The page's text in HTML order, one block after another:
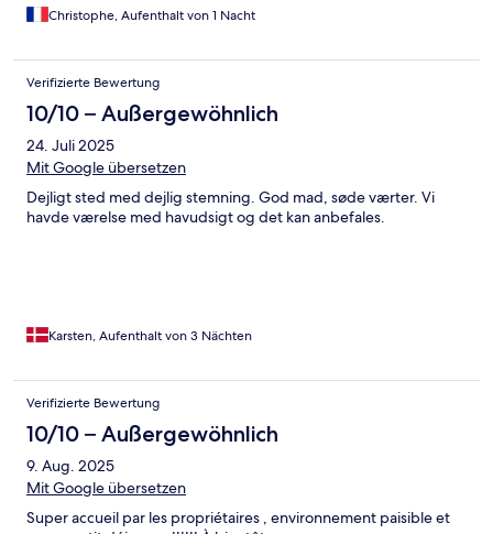
Christophe, Aufenthalt von 1 Nacht
Verifizierte Bewertung
10/10 – Außergewöhnlich
24. Juli 2025
Mit Google übersetzen
Dejligt sted med dejlig stemning. God mad, søde værter. Vi
havde værelse med havudsigt og det kan anbefales.
Karsten, Aufenthalt von 3 Nächten
Verifizierte Bewertung
10/10 – Außergewöhnlich
9. Aug. 2025
Mit Google übersetzen
Super accueil par les propriétaires , environnement paisible et